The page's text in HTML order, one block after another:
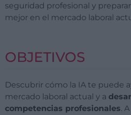
seguridad profesional y
mejor en el mercado laboral
OBJETIVOS
Descubrir cómo la IA te puede
mercado laboral actual y a
competencias profesionales.